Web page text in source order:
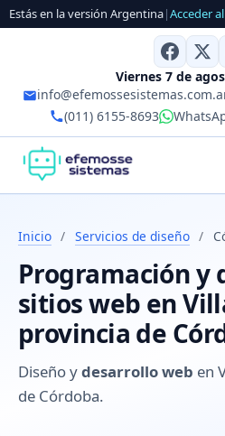
Estás en la versión Argentina|Acceder al
Viernes 7 de
(011) 6155-8693
Inicio / Servicios de diseño /
Programación y
sitios web en
provincia de
Diseño ydesarrollo web en
de Córdoba.